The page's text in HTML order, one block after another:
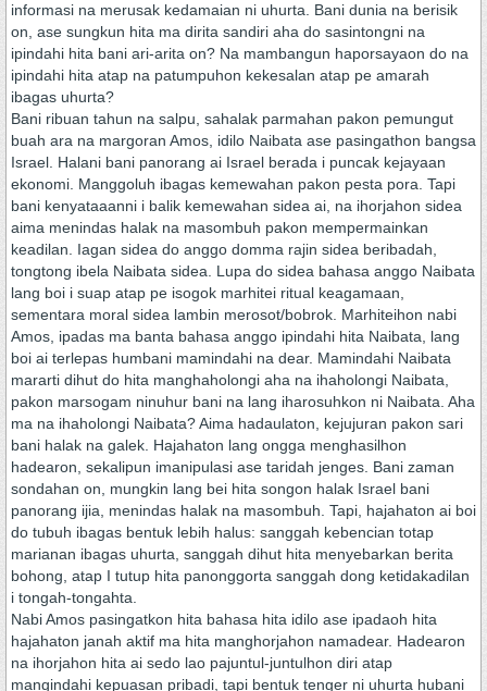
informasi na merusak kedamaian ni uhurta. Bani dunia na berisik
on, ase sungkun hita ma dirita sandiri aha do sasintongni na
ipindahi hita bani ari-arita on? Na mambangun haporsayaon do na
ipindahi hita atap na patumpuhon kekesalan atap pe amarah
ibagas uhurta?
Bani ribuan tahun na salpu, sahalak parmahan pakon pemungut
buah ara na margoran Amos, idilo Naibata ase pasingathon bangsa
Israel. Halani bani panorang ai Israel berada i puncak kejayaan
ekonomi. Manggoluh ibagas kemewahan pakon pesta pora. Tapi
bani kenyataaanni i balik kemewahan sidea ai, na ihorjahon sidea
aima menindas halak na masombuh pakon mempermainkan
keadilan. Iagan sidea do anggo domma rajin sidea beribadah,
tongtong ibela Naibata sidea. Lupa do sidea bahasa anggo Naibata
lang boi i suap atap pe isogok marhitei ritual keagamaan,
sementara moral sidea lambin merosot/bobrok. Marhiteihon nabi
Amos, ipadas ma banta bahasa anggo ipindahi hita Naibata, lang
boi ai terlepas humbani mamindahi na dear. Mamindahi Naibata
mararti dihut do hita manghaholongi aha na ihaholongi Naibata,
pakon marsogam ninuhur bani na lang iharosuhkon ni Naibata. Aha
ma na ihaholongi Naibata? Aima hadaulaton, kejujuran pakon sari
bani halak na galek. Hajahaton lang ongga menghasilhon
hadearon, sekalipun imanipulasi ase taridah jenges. Bani zaman
sondahan on, mungkin lang bei hita songon halak Israel bani
panorang ijia, menindas halak na masombuh. Tapi, hajahaton ai boi
do tubuh ibagas bentuk lebih halus: sanggah kebencian totap
marianan ibagas uhurta, sanggah dihut hita menyebarkan berita
bohong, atap I tutup hita panonggorta sanggah dong ketidakadilan
i tongah-tongahta.
Nabi Amos pasingatkon hita bahasa hita idilo ase ipadaoh hita
hajahaton janah aktif ma hita manghorjahon namadear. Hadearon
na ihorjahon hita ai sedo lao pajuntul-juntulhon diri atap
mangindahi kepuasan pribadi, tapi bentuk tenger ni uhurta hubani